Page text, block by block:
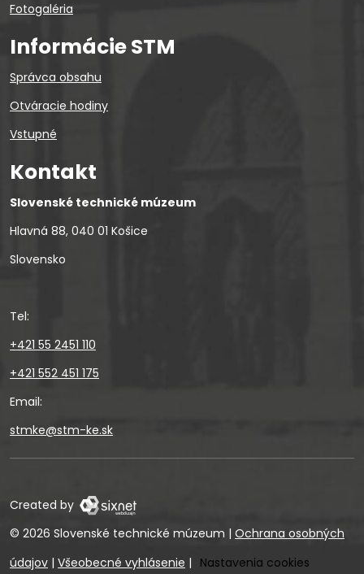
Fotogaléria
Informácie STM
Správca obsahu
Otváracie hodiny
Vstupné
Kontakt
Slovenské technické múzeum
Hlavná 88, 040 01 Košice
Slovensko
Tel:
+421 55 2451 110
+421 552 451 175
Email:
stmke@stm-ke.sk
Created by
© 2026 Slovenské technické múzeum | Ochrana osobných
údajov | Všeobecné vyhlásenie | Nastavenia cookies